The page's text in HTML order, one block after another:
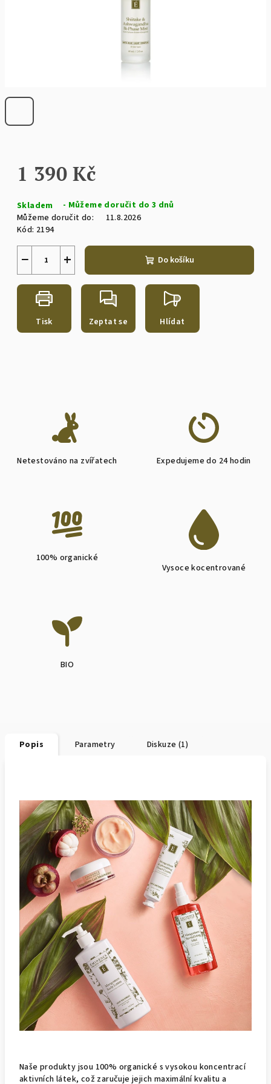
1 390 Kč
cena:
Skladem
Můžeme doručit do:
11.8.2026
Kód: 2194
+
− Do košíku
Tisk Zeptat se Hlídat
Netestováno na zvířatech Expedujeme do 24 hodin
100% organické
Vysoce kocentrované
BIO
Popis Parametry Diskuze (1)
Naše produkty jsou 100% organické s vysokou koncentrací
aktivních látek, což zaručuje jejich maximální kvalitu a